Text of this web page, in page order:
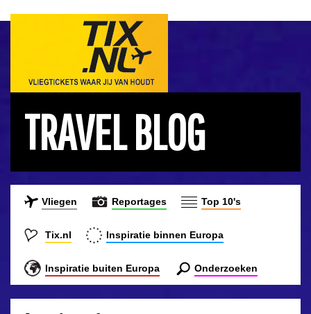
TRAVEL BLOG
Vliegen Reportages Top 10's
Tix.nl Inspiratie binnen Europa
Inspiratie buiten Europa Onderzoeken